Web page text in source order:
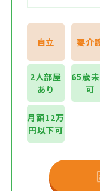
自立 要介
2人部屋
あり
65歳
可
月額12万
円以下可